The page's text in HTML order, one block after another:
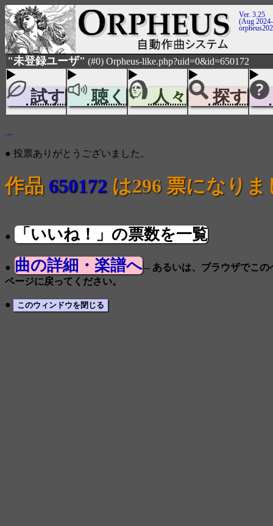
Ver. 3.25
(Aug
"未登録ユーザ" (#0) Orpheus-like.php?uid=0&id=650172
試す 聴く 人々 探す
...
● 投票ありがとうございました。
作品 650172 は296 票になりま
● 「いいね！」の票数を一覧
● 曲の詳細・楽譜へ-- あるいは、ブラウザでこ
ページに戻ってください。
●